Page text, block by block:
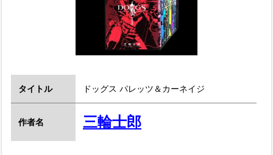
タイトル ドッグス パレッツ＆カーネイジ
作者名 三輪士郎